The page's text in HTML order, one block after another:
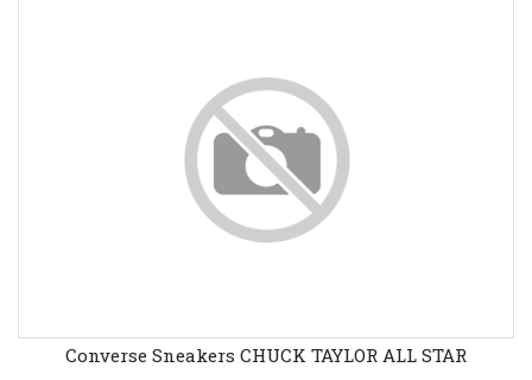
Converse Sneakers CHUCK TAYLOR ALL STAR